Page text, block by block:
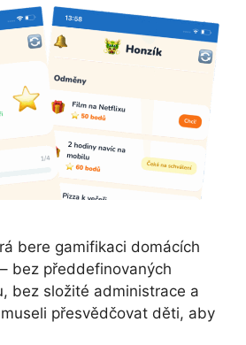
bere gamifikaci domácích
bez předdefinovaných
bez složité administrace a
přesvědčovat děti, aby